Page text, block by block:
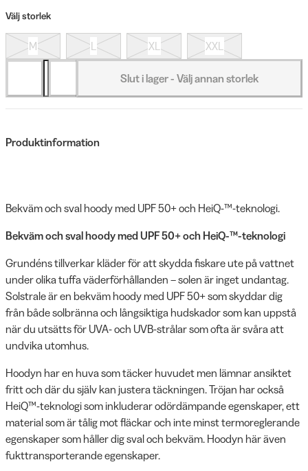
Välj storlek
M L XL XXL
Slut i lager - Välj annan storlek
Produktinformation
Bekväm och sval hoody med UPF 50+ och HeiQ-™-teknologi.
Bekväm och sval hoody med UPF 50+ och HeiQ-™-teknologi
Grundéns tillverkar kläder för att skydda fiskare ute på vattnet
under olika tuffa väderförhållanden – solen är inget undantag.
Solstrale är en bekväm hoody med UPF 50+ som skyddar dig
från både solbränna och långsiktiga hudskador som kan uppstå
när du utsätts för UVA- och UVB-strålar som ofta är svåra att
undvika utomhus.
Hoodyn har en huva som täcker huvudet men lämnar ansiktet
fritt och där du själv kan justera täckningen. Tröjan har också
HeiQ™-teknologi som inkluderar odördämpande egenskaper, ett
material som är tålig mot fläckar och inte minst termoreglerande
egenskaper som håller dig sval och bekväm. Hoodyn här även
fukttransporterande egenskaper.